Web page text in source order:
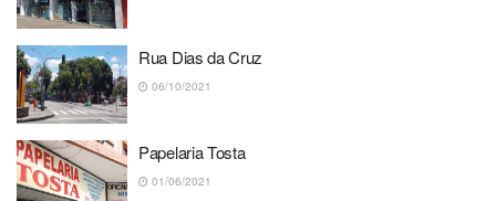
Rua Dias da Cruz
06/10/2021
Papelaria Tosta
01/06/2021